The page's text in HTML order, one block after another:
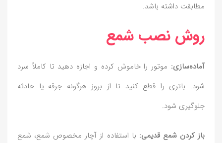
مطابقت داشته باشد.
روش نصب شمع
آماده‌سازی: موتور را خاموش کرده و اجازه دهید تا کاملاً سرد
شود. باتری را قطع کنید تا از بروز هرگونه جرقه یا حادثه
جلوگیری شود.
باز کردن شمع قدیمی: با استفاده از آچار مخصوص شمع، شمع